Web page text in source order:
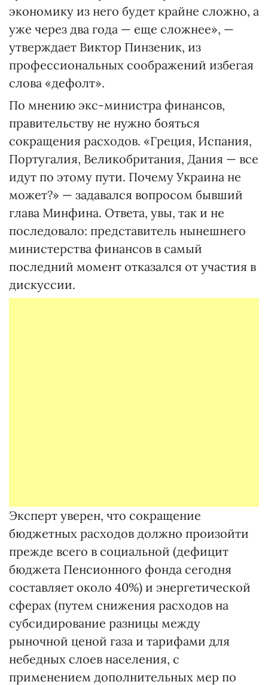
экономику из него будет крайне сложно, а
уже через два года — еще сложнее», —
утверждает Виктор Пинзеник, из
профессиональных соображений избегая
слова «дефолт».
По мнению экс-министра финансов,
правительству не нужно бояться
сокращения расходов. «Греция, Испания,
Португалия, Великобритания, Дания — все
идут по этому пути. Почему Украина не
может?» — задавался вопросом бывший
глава Минфина. Ответа, увы, так и не
последовало: представитель нынешнего
министерства финансов в самый
последний момент отказался от участия в
дискуссии.
Эксперт уверен, что сокращение
бюджетных расходов должно произойти
прежде всего в социальной (дефицит
бюджета Пенсионного фонда сегодня
составляет около 40%) и энергетической
сферах (путем снижения расходов на
субсидирование разницы между
рыночной ценой газа и тарифами для
небедных слоев населения, с
применением дополнительных мер по